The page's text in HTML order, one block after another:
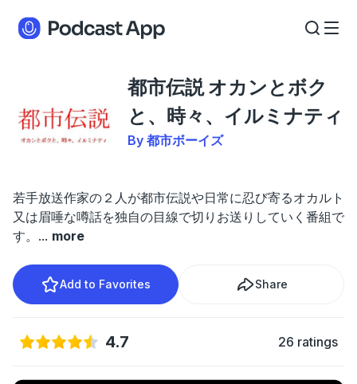
都市伝説 オカンとボク
と、時々、イルミナティ
By 都市ボーイズ
若手放送作家の２人が都市伝説や日常に忍び寄るオカルト
又は眉唾な噂話を独自の目線で切りお送りしていく番組で
す。 ... more
Add to Favorites Share
4.7 26 ratings